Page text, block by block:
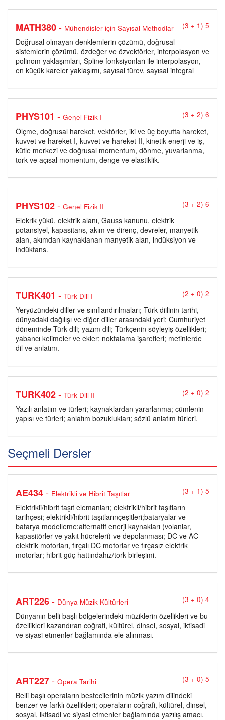
MATH380- Mühendisler için Sayısal Methodlar (3 + 1) 5
Doğrusal olmayan denklemlerin çözümü, doğrusal
sistemlerin çözümü, özdeğer ve özvektörler, interpolasyon ve
polinom yaklaşımları, Spline fonksiyonları ile interpolasyon,
en küçük kareler yaklaşımı, sayısal türev, sayısal integral
PHYS101 - Genel Fizik I (3 + 2) 6
Ölçme, doğrusal hareket, vektörler, iki ve üç boyutta hareket,
kuvvet ve hareket I, kuvvet ve hareket II, kinetik enerji ve iş,
kütle merkezi ve doğrusal momentum, dönme, yuvarlanma,
tork ve açısal momentum, denge ve elastiklik.
PHYS102- Genel Fizik II (3 + 2) 6
Elekrik yükü, elektrik alanı, Gauss kanunu, elektrik
potansiyel, kapasitans, akım ve direnç, devreler, manyetik
alan, akımdan kaynaklanan manyetik alan, indüksiyon ve
indüktans.
TURK401 - Türk Dili I (2 + 0) 2
Yeryüzündeki diller ve sınıflandırılmaları; Türk diilinin tarihi,
dünyadaki dağılışı ve diğer diller arasındaki yeri; Cumhuriyet
döneminde Türk dili; yazım dili; Türkçenin söyleyiş özellikleri;
yabancı kelimeler ve ekler; noktalama işaretleri; metinlerde
dil ve anlatım.
TURK402- Türk Dili II (2 + 0) 2
Yazılı anlatım ve türleri; kaynaklardan yararlanma; cümlenin
yapısı ve türleri; anlatım bozuklukları; sözlü anlatım türleri.
Seçmeli Dersler
AE434- Elektrikli ve Hibrit Taşıtlar (3 + 1) 5
Elektrikli/hibrit taşıt elemanları; elektrikli/hibrit taşıtların
tarihçesi; elektrikli/hibrit taşıtlarınçeşitleri;bataryalar ve
batarya modelleme;alternatif enerji kaynakları (volanlar,
kapasitörler ve yakıt hücreleri) ve depolanması; DC ve AC
elektrik motorları, fırçalı DC motorlar ve fırçasız elektrik
motorlar; hibrit güç hattındahız/tork birleşimi.
ART226- Dünya Müzik Kültürleri (3 + 0) 4
Dünyanın belli başlı bölgelerindeki müziklerin özellikleri ve bu
özellikleri kazandıran coğrafi, kültürel, dinsel, sosyal, iktisadi
ve siyasi etmenler bağlamında ele alınması.
ART227- Opera Tarihi (3 + 0) 5
Belli başlı operaların bestecilerinin müzik yazım dilindeki
benzer ve farklı özellikleri; operaların coğrafi, kültürel, dinsel,
sosyal, iktisadi ve siyasi etmenler bağlamında yazılış amacı.